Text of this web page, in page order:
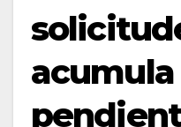
acumula